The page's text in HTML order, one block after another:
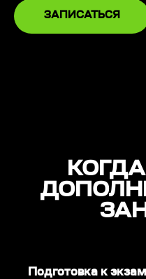
ЗАПИСАТЬСЯ
Подготовка к